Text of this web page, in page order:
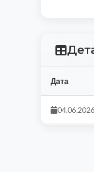
Дата
04.06.2026